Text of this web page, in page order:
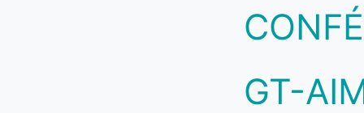
GT-